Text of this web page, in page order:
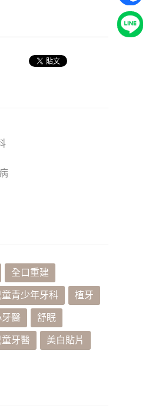
全口重建
童青少年牙科 植牙
醫 舒眠
童牙醫 美白貼片